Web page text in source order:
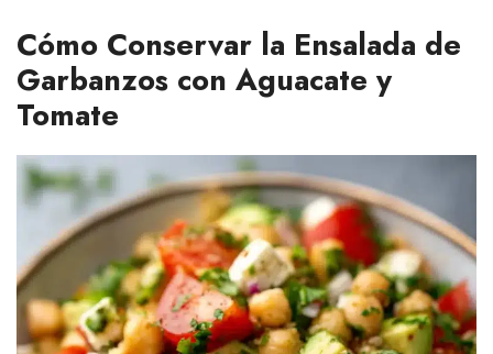
Cómo Conservar la Ensalada de
Garbanzos con Aguacate y
Tomate